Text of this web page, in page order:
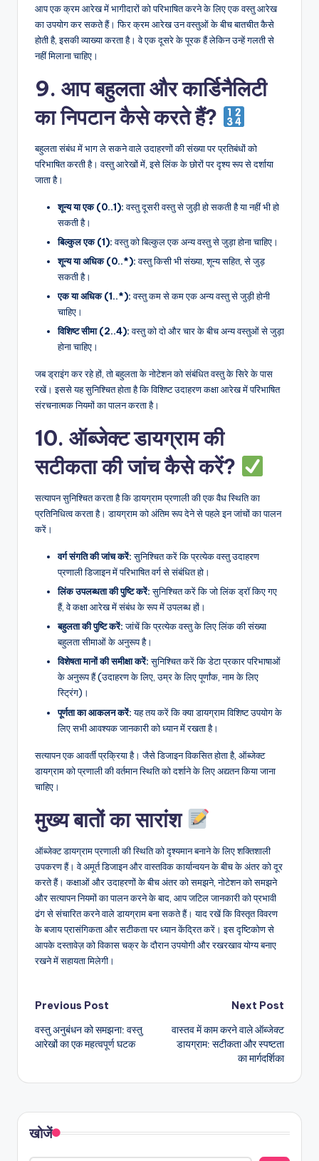
आप एक क्रम आरेख में भागीदारों को परिभाषित करने के लिए एक वस्तु आरेख
का उपयोग कर सकते हैं। फिर क्रम आरेख उन वस्तुओं के बीच बातचीत कैसे
होती है, इसकी व्याख्या करता है। वे एक दूसरे के पूरक हैं लेकिन उन्हें गलती से
नहीं मिलाना चाहिए।
9. आप बहुलता और कार्डिनैलिटी
का निपटान कैसे करते हैं?
बहुलता संबंध में भाग ले सकने वाले उदाहरणों की संख्या पर प्रतिबंधों को
परिभाषित करती है। वस्तु आरेखों में, इसे लिंक के छोरों पर दृश्य रूप से दर्शाया
जाता है।
शून्य या एक (0..1):वस्तु दूसरी वस्तु से जुड़ी हो सकती है या नहीं भी हो
सकती है।
बिल्कुल एक (1):वस्तु को बिल्कुल एक अन्य वस्तु से जुड़ा होना चाहिए।
शून्य या अधिक (0..*):वस्तु किसी भी संख्या, शून्य सहित, से जुड़
सकती है।
एक या अधिक (1..*):वस्तु कम से कम एक अन्य वस्तु से जुड़ी होनी
चाहिए।
विशिष्ट सीमा (2..4):वस्तु को दो और चार के बीच अन्य वस्तुओं से जुड़ा
होना चाहिए।
जब ड्राइंग कर रहे हों, तो बहुलता के नोटेशन को संबंधित वस्तु के सिरे के पास
रखें। इससे यह सुनिश्चित होता है कि विशिष्ट उदाहरण कक्षा आरेख में परिभाषित
संरचनात्मक नियमों का पालन करता है।
10. ऑब्जेक्ट डायग्राम की
सटीकता की जांच कैसे करें?
सत्यापन सुनिश्चित करता है कि डायग्राम प्रणाली की एक वैध स्थिति का
प्रतिनिधित्व करता है। डायग्राम को अंतिम रूप देने से पहले इन जांचों का पालन
करें।
वर्ग संगति की जांच करें:सुनिश्चित करें कि प्रत्येक वस्तु उदाहरण
प्रणाली डिजाइन में परिभाषित वर्ग से संबंधित हो।
लिंक उपलब्धता की पुष्टि करें:सुनिश्चित करें कि जो लिंक ड्रॉ किए गए
हैं, वे कक्षा आरेख में संबंध के रूप में उपलब्ध हों।
बहुलता की पुष्टि करें:जांचें कि प्रत्येक वस्तु के लिए लिंक की संख्या
बहुलता सीमाओं के अनुरूप है।
विशेषता मानों की समीक्षा करें:सुनिश्चित करें कि डेटा प्रकार परिभाषाओं
के अनुरूप हैं (उदाहरण के लिए, उम्र के लिए पूर्णांक, नाम के लिए
स्ट्रिंग)।
पूर्णता का आकलन करें:यह तय करें कि क्या डायग्राम विशिष्ट उपयोग के
लिए सभी आवश्यक जानकारी को ध्यान में रखता है।
सत्यापन एक आवर्ती प्रक्रिया है। जैसे डिजाइन विकसित होता है, ऑब्जेक्ट
डायग्राम को प्रणाली की वर्तमान स्थिति को दर्शाने के लिए अद्यतन किया जाना
चाहिए।
मुख्य बातों का सारांश
ऑब्जेक्ट डायग्राम प्रणाली की स्थिति को दृश्यमान बनाने के लिए शक्तिशाली
उपकरण हैं। वे अमूर्त डिजाइन और वास्तविक कार्यान्वयन के बीच के अंतर को दूर
करते हैं। कक्षाओं और उदाहरणों के बीच अंतर को समझने, नोटेशन को समझने
और सत्यापन नियमों का पालन करने के बाद, आप जटिल जानकारी को प्रभावी
ढंग से संचारित करने वाले डायग्राम बना सकते हैं। याद रखें कि विस्तृत विवरण
के बजाय प्रासंगिकता और सटीकता पर ध्यान केंद्रित करें। इस दृष्टिकोण से
आपके दस्तावेज़ को विकास चक्र के दौरान उपयोगी और रखरखाव योग्य बनाए
रखने में सहायता मिलेगी।
Post
navigation
Previous Post
वस्तु अनुबंधन को समझना: वस्तु
आरेखों का एक महत्वपूर्ण घटक
Next Post
वास्तव में काम करने वाले ऑब्जेक्ट
डायग्राम: सटीकता और स्पष्टता
का मार्गदर्शिका
खोजें